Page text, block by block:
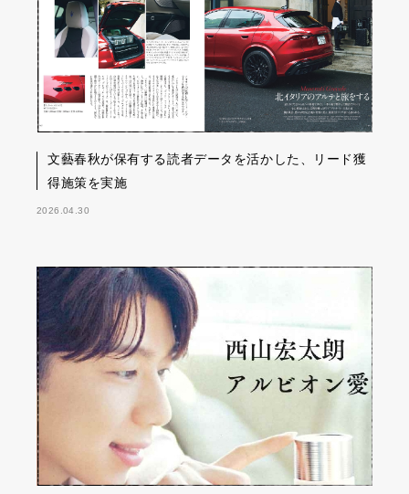
文藝春秋が保有する読者データを活かした、リード獲
得施策を実施
2026.04.30